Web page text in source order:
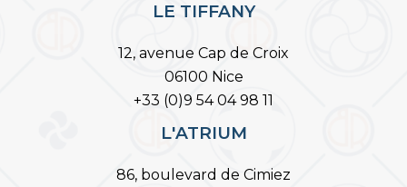
LE TIFFANY
12, avenue Cap de Croix
06100 Nice
+33 (0)9 54 04 98 11
L'ATRIUM
86, boulevard de Cimiez